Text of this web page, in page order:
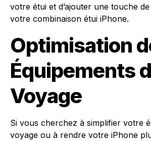
votre étui et d’ajouter une touche
votre combinaison étui iPhone.
Optimisation
Équipements
Voyage
Si vous cherchez à simplifier votre
voyage ou à rendre votre iPhone